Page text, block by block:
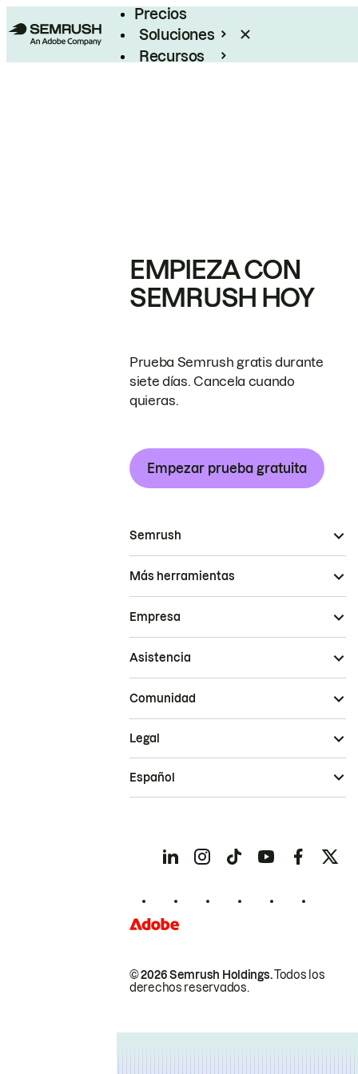
Precios
Soluciones
Recursos
EMPIEZA CON
SEMRUSH HOY
Prueba Semrush gratis durante
siete días. Cancela cuando
quieras.
Empezar prueba gratuita
Semrush
Más herramientas
Empresa
Asistencia
Comunidad
© 2026 Semrush Holdings.Todos los
derechos reservados.
Legal
Español